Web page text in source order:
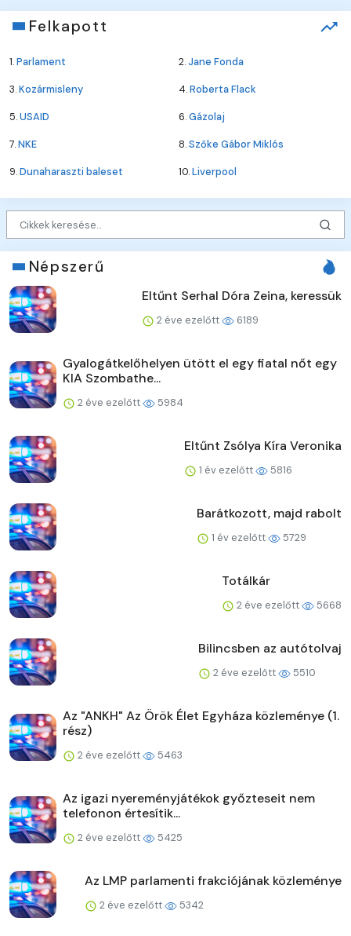
Felkapott
1.Parlament 2.Jane Fonda
3.Kozármisleny 4.Roberta Flack
5.USAID 6.Gázolaj
7.NKE 8.Szőke Gábor Miklós
9.Dunaharaszti baleset 10.Liverpool
Népszerű
Eltűnt Serhal Dóra Zeina, keressük
2 éve ezelőtt 6189
Gyalogátkelőhelyen ütött el egy fiatal nőt egy
KIA Szombathe...
2 éve ezelőtt 5984
Eltűnt Zsólya Kíra Veronika
1 év ezelőtt 5816
Barátkozott, majd rabolt
1 év ezelőtt 5729
Totálkár
2 éve ezelőtt 5668
Bilincsben az autótolvaj
2 éve ezelőtt 5510
Az "ANKH" Az Örök Élet Egyháza közleménye (1.
rész)
2 éve ezelőtt 5463
Az igazi nyereményjátékok győzteseit nem
telefonon értesítik...
2 éve ezelőtt 5425
Az LMP parlamenti frakciójának közleménye
2 éve ezelőtt 5342